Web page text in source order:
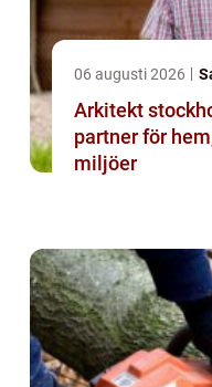
06 augusti 2026
Arkitekt stockholm så väljer
partner för
miljöer